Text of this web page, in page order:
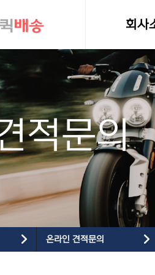
회사
인사
적문의
온라인 견적문의